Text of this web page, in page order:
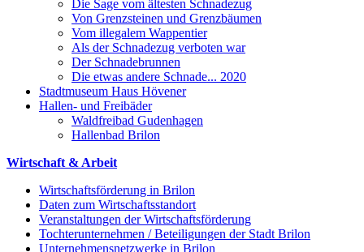
Die Sage vom ältesten Schnadezug
Von Grenzsteinen und Grenzbäumen
Vom illegalem Wappentier
Als der Schnadezug verboten war
Der Schnadebrunnen
Die etwas andere Schnade... 2020
Stadtmuseum Haus Hövener
Hallen- und Freibäder
Waldfreibad Gudenhagen
Hallenbad Brilon
Wirtschaft & Arbeit
Wirtschaftsförderung in Brilon
Daten zum Wirtschaftsstandort
Veranstaltungen der Wirtschaftsförderung
Tochterunternehmen / Beteiligungen der Stadt Brilon
Unternehmensnetzwerke in Brilon